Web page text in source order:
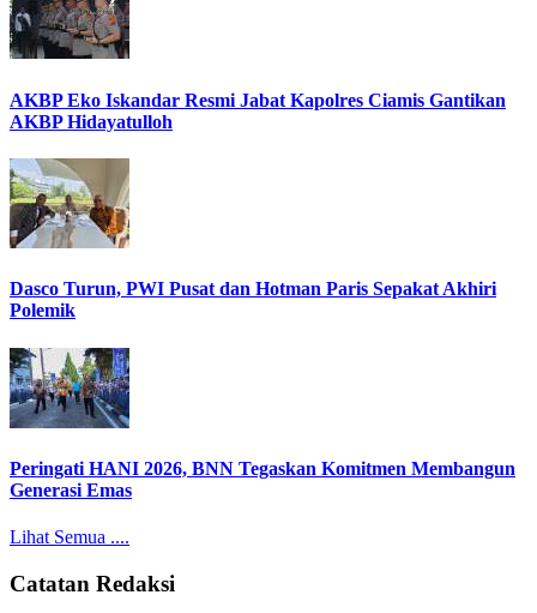
AKBP Eko Iskandar Resmi Jabat Kapolres Ciamis Gantikan
AKBP Hidayatulloh
Dasco Turun, PWI Pusat dan Hotman Paris Sepakat Akhiri
Polemik
Peringati HANI 2026, BNN Tegaskan Komitmen Membangun
Generasi Emas
Lihat Semua ....
Catatan Redaksi